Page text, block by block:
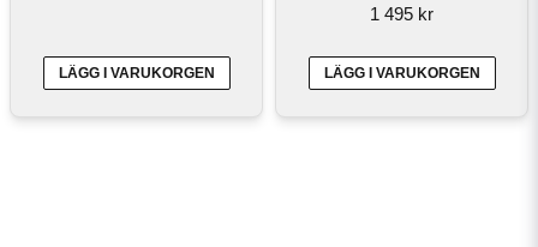
LÄGG I VARUKORGEN
1 495 kr
LÄGG I VARUKORGEN